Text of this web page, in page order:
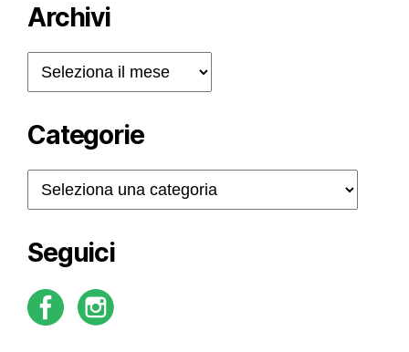
Archivi
Categorie
Seguici